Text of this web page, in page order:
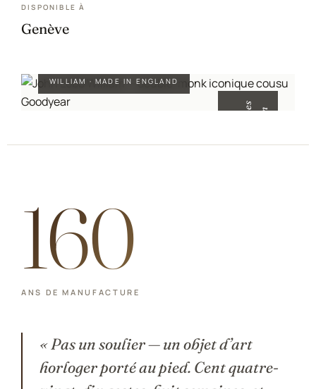
Carmina
Edward Green
Magnanni Chaussures Genève
Matthew Cookson
Paolo Scafora
Santoni
DISPONIBLE À
Genève
s
WILLIAM · MADE IN ENGLAND
160
ANS DE MANUFACTURE
« Pas un soulier — un objet d’art
horloger porté au pied. Cent quatre-